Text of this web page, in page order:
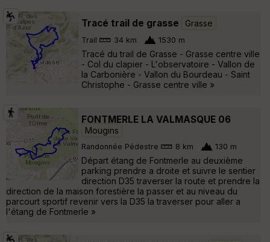
Tracé trail de grasse Grasse
Trail 34 km 1530 m
Tracé du trail de Grasse - Grasse centre ville
- Col du clapier - L'observatoire - Vallon de
la Carbonière - Vallon du Bourdeau - Saint
Christophe - Grasse centre ville »
FONTMERLE LA VALMASQUE 06
Mougins
Randonnée Pédestre 8 km 130 m
Départ étang de Fontmerle au deuxième
parking prendre a droite et suivre le sentier
direction D35 traverser la route et prendre la
direction de la maison forestière la passer et au niveau du
parcourt sportif revenir vers la D35 la traverser pour aller a
l'étang de Fontmerle »